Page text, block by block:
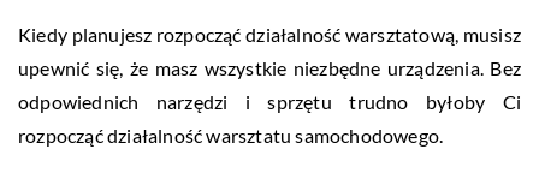
Kiedy planujesz rozpocząć działalność warsztatową, musisz
upewnić się, że masz wszystkie niezbędne urządzenia. Bez
odpowiednich narzędzi i sprzętu trudno byłoby Ci
rozpocząć działalność warsztatu samochodowego.